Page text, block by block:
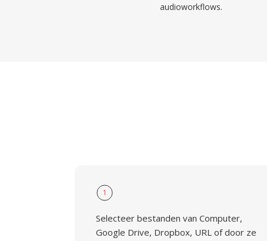
audioworkflows.
1
Selecteer bestanden van Computer,
Google Drive, Dropbox, URL of door ze